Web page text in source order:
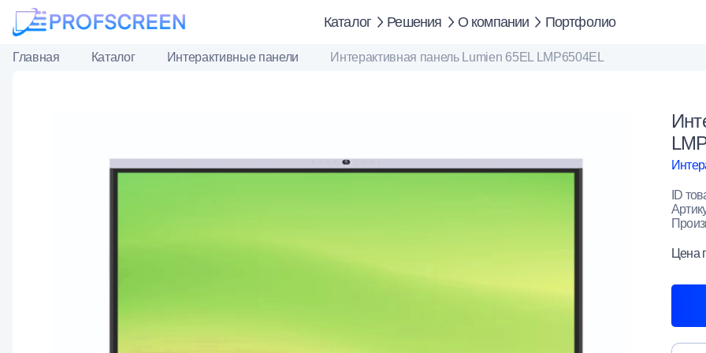
Каталог Решения О компании Портфолио
Главная Каталог Интерактивные панели Интерактивная панель Lumien 65EL LMP6504EL
ID
Цена